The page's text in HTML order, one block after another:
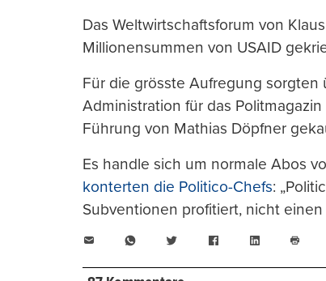
Das Weltwirtschaftsforum von
Millionensummen von USAID
Für die grösste Aufregung sorgten
Administration für das
Führung von Mathias Döpfner
Es handle sich um normale Abos
konterten die Politico-Chefs:
Subventionen profitiert, nicht einen
WhatsAppTwitter FacebookLinkedIn